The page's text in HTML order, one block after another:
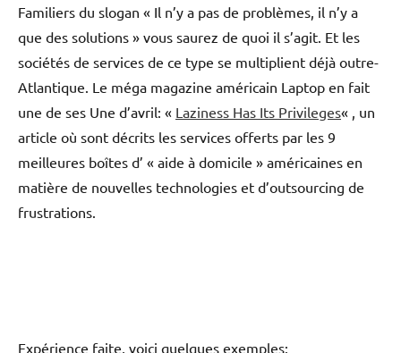
Familiers du slogan « Il n’y a pas de problèmes, il n’y a
que des solutions » vous saurez de quoi il s’agit. Et les
sociétés de services de ce type se multiplient déjà outre-
Atlantique. Le méga magazine américain Laptop en fait
une de ses Une d’avril: « Laziness Has Its Privileges« , un
article où sont décrits les services offerts par les 9
meilleures boîtes d’ « aide à domicile » américaines en
matière de nouvelles technologies et d’outsourcing de
frustrations.
Expérience faite, voici quelques exemples: